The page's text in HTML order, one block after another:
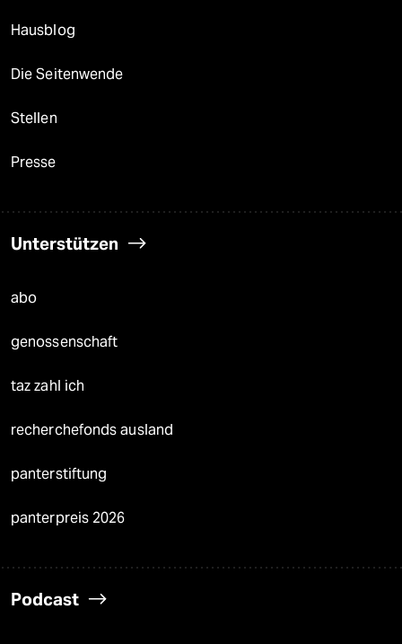
Hausblog
Die Seitenwende
Stellen
Presse
Unterstützen
abo
genossenschaft
taz zahl ich
recherchefonds ausland
panterstiftung
panterpreis 2026
Podcast